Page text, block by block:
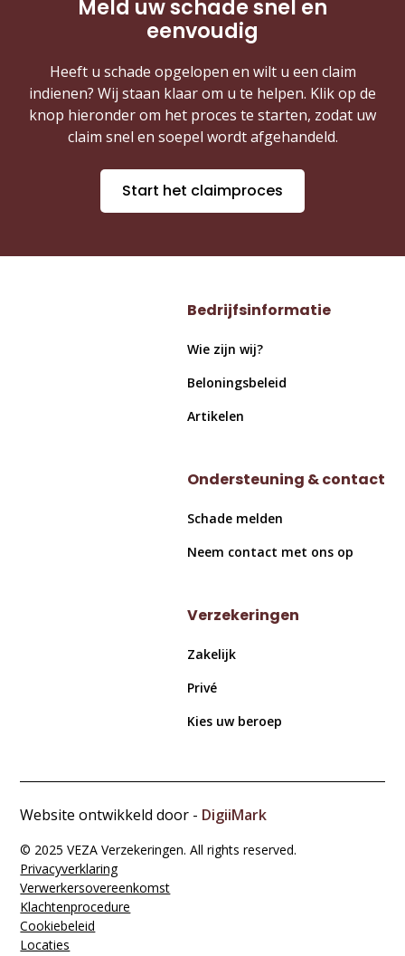
Meld uw schade snel en
eenvoudig
Heeft u schade opgelopen en wilt u een claim
indienen? Wij staan klaar om u te helpen. Klik op de
knop hieronder om het proces te starten, zodat uw
claim snel en soepel wordt afgehandeld.
Start het claimproces
Bedrijfsinformatie
Wie zijn wij?
Beloningsbeleid
Artikelen
Ondersteuning & contact
Schade melden
Neem contact met ons op
Verzekeringen
Zakelijk
Privé
Kies uw beroep
© 2025 VEZA Verzekeringen. All rights reserved.
Privacyverklaring
Verwerkers­overeenkomst
Klachten­procedure
Cookiebeleid
Locaties
Website ontwikkeld door - DigiiMark